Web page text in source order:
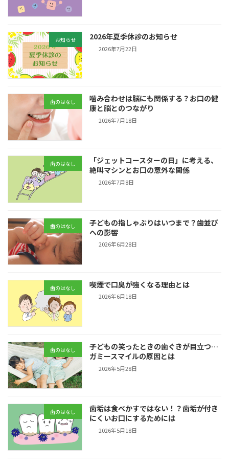
お知らせ 2026年夏季休診のお知らせ
2026年7月22日
歯のはなし
噛み合わせは脳にも関係する？お口の健
康と脳とのつながり
2026年7月18日
歯のはなし
「ジェットコースターの日」に考える、
絶叫マシンとお口の意外な関係
2026年7月8日
歯のはなし
子どもの指しゃぶりはいつまで？歯並び
への影響
2026年6月28日
歯のはなし 喫煙で口臭が強くなる理由とは
2026年6月18日
歯のはなし
子どもの笑ったときの歯ぐきが目立つ…
ガミースマイルの原因とは
2026年5月28日
歯のはなし
歯垢は食べかすではない！？歯垢が付き
にくいお口にするためには
2026年5月18日